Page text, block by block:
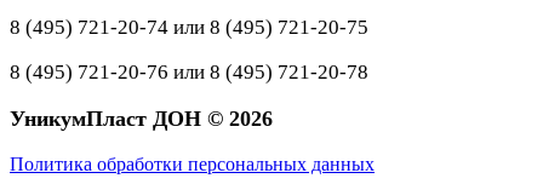
8 (495) 721-20-74 или 8 (495) 721-20-75
8 (495) 721-20-76 или 8 (495) 721-20-78
УникумПласт ДОН © 2026
Политика обработки персональных данных